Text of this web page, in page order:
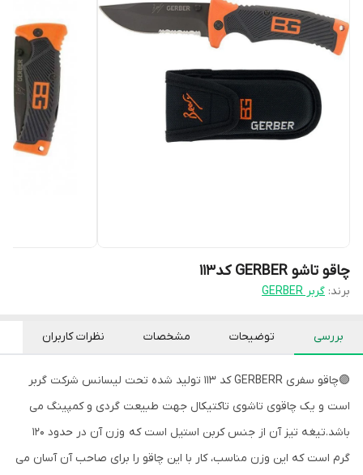
چاقو تاشو GERBER کد113
برند: گربر GERBER
بررسی توضیحات مشخصات نظرات کاربران
🟣چاقو سفری GERBERR کد 113 تولید شده تحت لیسانس شرکت گربر
است و یک چاقوی تاشوی تاکتیکال جهت طبیعت گردی و کمپینگ می
باشد.تیغه تیز آن از جنس کربن استیل است که وزن آن در حدود 120
گرم است که این وزن مناسب، کار با این چاقو را برای صاحب آن آسان می